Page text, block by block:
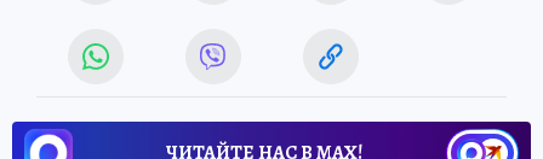
ЧИТАЙТЕ НАС В МАХ!